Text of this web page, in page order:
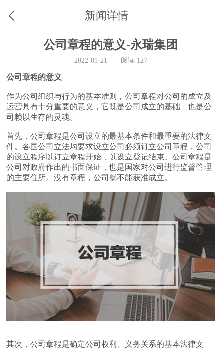
新闻详情
公司章程的意义-永瑞集团
2022-01-21 阅读 127
公司章程的意义
作为公司组织与行为的基本准则，公司章程对公司的成立及
运营具有十分重要的意义，它既是公司成立的基础，也是公
司赖以生存的灵魂。
首先，公司章程是公司设立的最基本条件和最重要的法律文
件。各国公司立法均要求设立公司必须订立公司章程，公司
的设立程序以订立章程开始，以设立登记结束。公司章程是
公司对政府作出的书面保证，也是国家对公司进行监督管理
的主要住所。没有章程，公司就不能获准成立。
其次，公司章程是确定公司权利、义务关系的基本法律文